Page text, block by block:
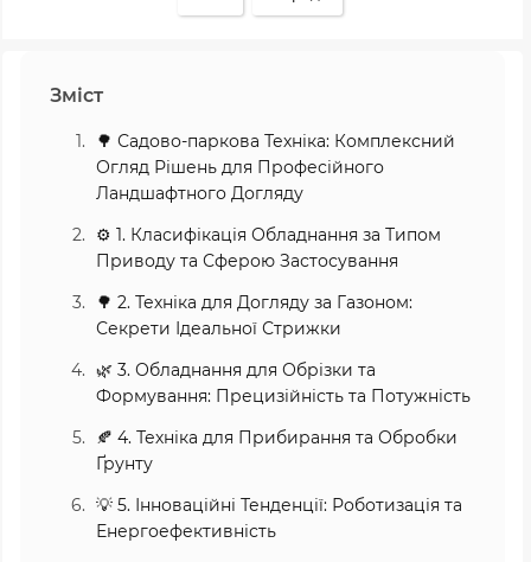
Зміст
🌳 Садово-паркова Техніка: Комплексний
Огляд Рішень для Професійного
Ландшафтного Догляду
⚙️ 1. Класифікація Обладнання за Типом
Приводу та Сферою Застосування
🌳 2. Техніка для Догляду за Газоном:
Секрети Ідеальної Стрижки
🌿 3. Обладнання для Обрізки та
Формування: Прецизійність та Потужність
🍂 4. Техніка для Прибирання та Обробки
Ґрунту
💡 5. Інноваційні Тенденції: Роботизація та
Енергоефективність